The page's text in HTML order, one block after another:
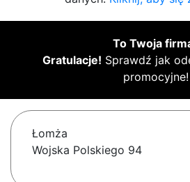
To Twoja
Gratulacje! Sprawdź jak
promocyjne!
Łomża
Wojska Polskiego 94